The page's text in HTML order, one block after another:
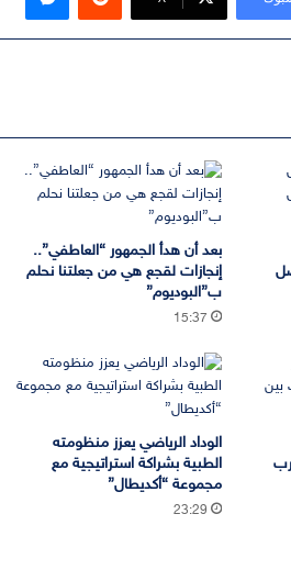
بعد أن هدأ الجمهور “العاطفي”..
إنجازات لقجع هي من جعلتنا نحلم
ب”البوديوم”
15:37
الوداد الرياضي يعزز منظومته
الطبية بشراكة استراتيجية مع
مجموعة “أكديطال”
23:29